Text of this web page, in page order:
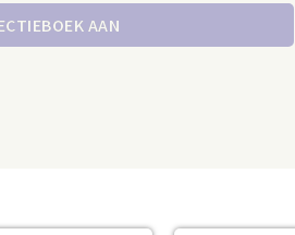
AAN